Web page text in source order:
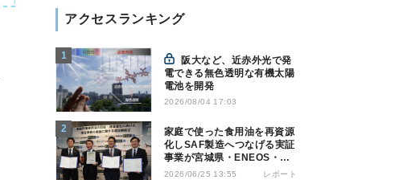
アクセスランキング
電できる無色透明な有機太陽
電池を開発
2026/08/04 17:03
家庭で使った食用油を再資源
化しSAF製造へつなげる実証
事業が宮城県・ENEOS・三
井住友銀行・吉川油脂の連携
2026/06/25 13:55 レポート